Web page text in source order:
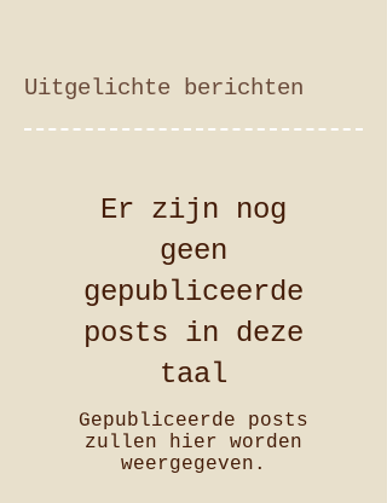
Uitgelichte berichten
Er zijn nog
geen
gepubliceerde
posts in deze
taal
Gepubliceerde posts
zullen hier worden
weergegeven.